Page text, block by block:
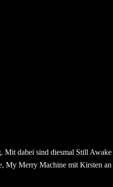
dabei sind diesmal Still
My Merry Machine mit Kirsten an